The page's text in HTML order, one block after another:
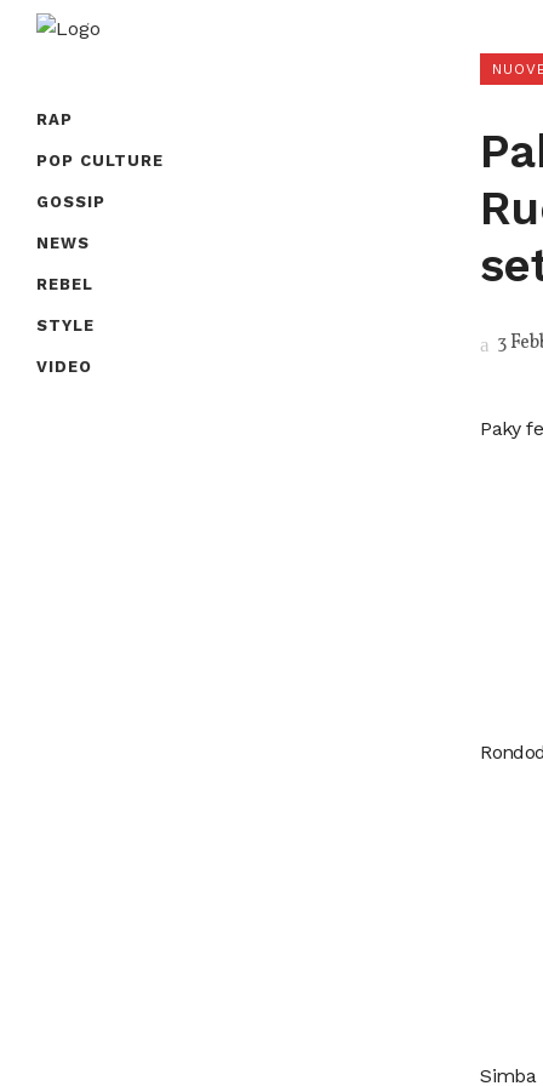
RAP
POP CULTURE
GOSSIP
NEWS
REBEL
STYLE
VIDEO
3
Paky
Simba